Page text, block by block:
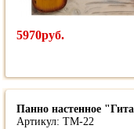
5970руб.
Панно настенное
Артикул: TM-22